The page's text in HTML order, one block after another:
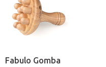
Fabulo Gomba